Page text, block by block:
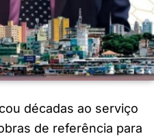
décadas ao serviço
de referência para